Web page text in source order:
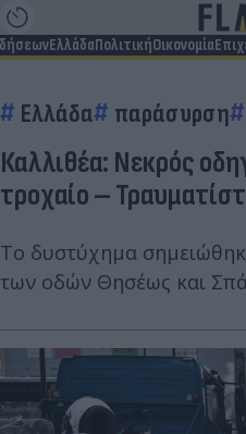
ΕλλάδαΠολιτικήΟικονομία
Ελλάδα παράσυρση
Καλλιθέα: Νεκρός
τροχαίο –
Το δυστύχημα
των οδών Θησέως και